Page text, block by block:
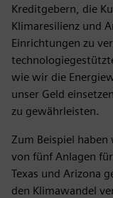
Kreditgebern, die
Klimaresilienz und
Einrichtungen zu
wie wir die
unser Geld
zu gewährleisten.
Zum Beispiel haben
von fünf Anlagen
Texas und Arizona
den Klimawandel